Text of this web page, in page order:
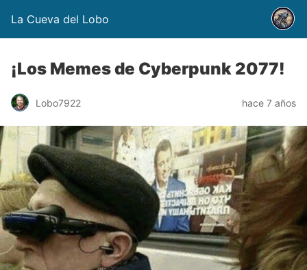
La Cueva del Lobo
¡Los Memes de Cyberpunk 2077!
Lobo7922 hace 7 años